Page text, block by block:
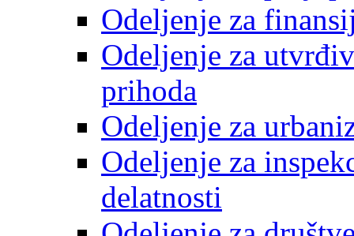
Odeljenje za
Odeljenje za
prihoda
Odeljenje za
Odeljenje za
delatnosti